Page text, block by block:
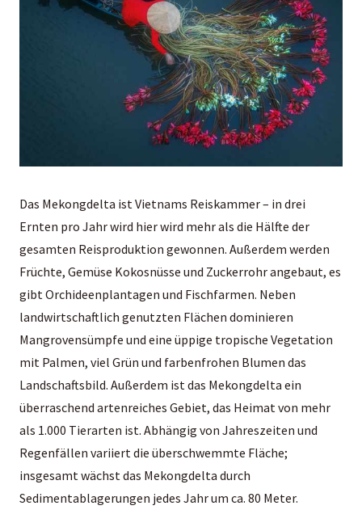
Das Mekongdelta ist Vietnams Reiskammer – in drei
Ernten pro Jahr wird hier wird mehr als die Hälfte der
gesamten Reisproduktion gewonnen. Außerdem werden
Früchte, Gemüse Kokosnüsse und Zuckerrohr angebaut, es
gibt Orchideenplantagen und Fischfarmen. Neben
landwirtschaftlich genutzten Flächen dominieren
Mangrovensümpfe und eine üppige tropische Vegetation
mit Palmen, viel Grün und farbenfrohen Blumen das
Landschaftsbild. Außerdem ist das Mekongdelta ein
überraschend artenreiches Gebiet, das Heimat von mehr
als 1.000 Tierarten ist. Abhängig von Jahreszeiten und
Regenfällen variiert die überschwemmte Fläche;
insgesamt wächst das Mekongdelta durch
Sedimentablagerungen jedes Jahr um ca. 80 Meter.